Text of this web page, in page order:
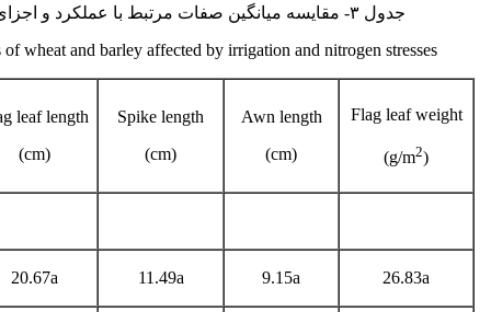
جدول ۳- مقایسه میانگین صفات مرتبط با عملکرد و اجزای عملکرد رقم­های گندم و جو در تیمارهای آبی و نیتروژن
wheat and barley affected by irrigation and nitrogen stresses
Flag leaf weight
(g/m
2
)
Awn length
(cm)
Spike length
(cm)
leaf length
(cm)
26.83a
9.15a
11.49a
20.67a